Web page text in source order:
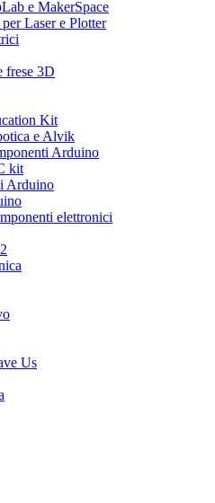
e MakerSpace
Laser e Plotter
frese 3D
Kit
e Alvik
Arduino
kit
Arduino
elettronici
Us